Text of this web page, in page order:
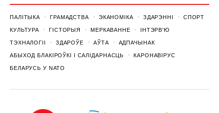
ПАЛІТЫКА ГРАМАДСТВА ЭКАНОМІКА ЗДАРЭННI СПОРТ
КУЛЬТУРА ГІСТОРЫЯ МЕРКАВАННЕ ІНТЭРВ'Ю
ТЭХНАЛОГІІ ЗДАРОЎЕ АЎТА АДПАЧЫНАК
АБЫХОД БЛАКІРОЎКІ І САЛІДАРНАСЦЬ КАРОНАВІРУС
БЕЛАРУСЬ У NATO